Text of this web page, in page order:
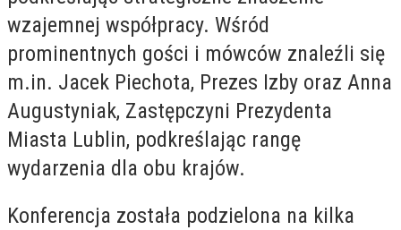
wzajemnej współpracy. Wśród
prominentnych gości i mówców znaleźli się
m.in. Jacek Piechota, Prezes Izby oraz Anna
Augustyniak, Zastępczyni Prezydenta
Miasta Lublin, podkreślając rangę
wydarzenia dla obu krajów.
Konferencja została podzielona na kilka